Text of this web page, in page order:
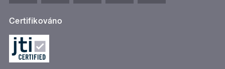
Certifikováno